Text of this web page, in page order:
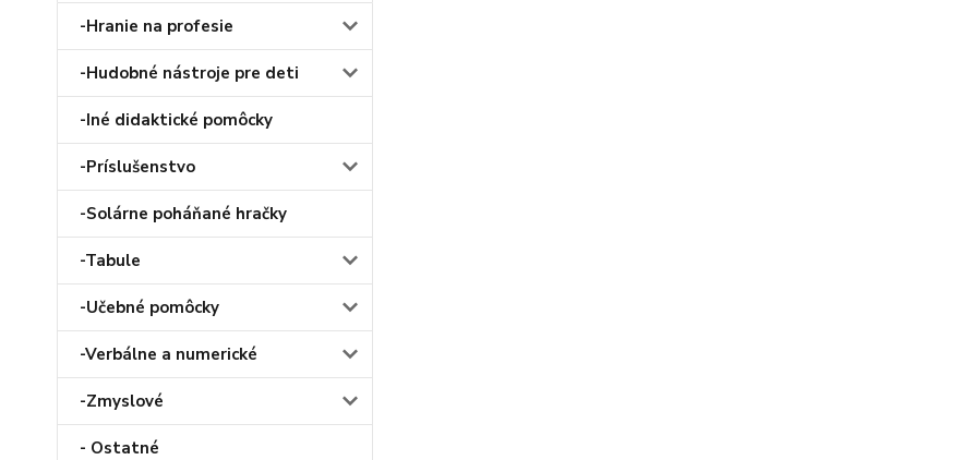
-Hranie na profesie
-Hudobné nástroje pre deti
-Iné didaktické pomôcky
-Príslušenstvo
-Solárne poháňané hračky
-Tabule
-Učebné pomôcky
-Verbálne a numerické
-Zmyslové
- Ostatné